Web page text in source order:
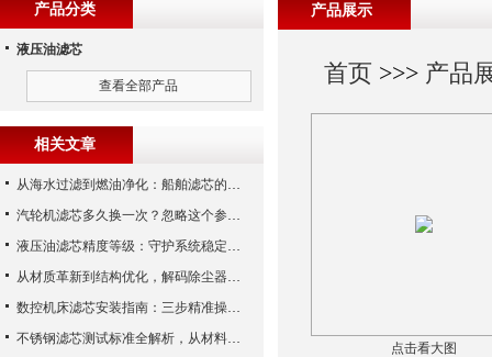
产品展示
首页 >>> 产品
点击看大图
产品分类
液压油滤芯
查看全部产品
相关文章
从海水过滤到燃油净化：船舶滤芯的多场景应用解析
汽轮机滤芯多久换一次？忽略这个参数，机组非停损失可能上百万！
液压油滤芯精度等级：守护系统稳定与寿命的“微米标尺”
从材质革新到结构优化，解码除尘器滤芯性能跃升的核心逻辑
数控机床滤芯安装指南：三步精准操作，杜绝设备“亚健康”
不锈钢滤芯测试标准全解析，从材料性能到应用场景的严苛验证